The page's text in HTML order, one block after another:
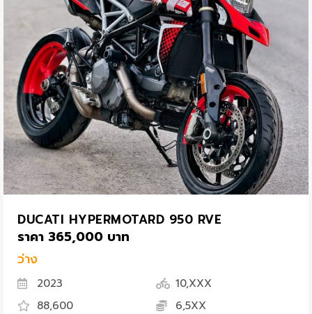
DUCATI HYPERMOTARD 950 RVE
ราคา 365,000 บาท
ว่าง
2023
10,XXX
88,600
6,5XX